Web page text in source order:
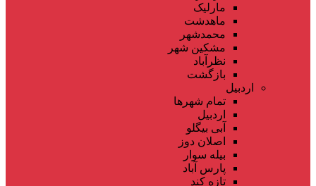
مارلیک
ماهدشت
محمدشهر
مشکین شهر
نظرآباد
بازگشت
اردبیل
تمام شهر‌ها
اردبیل
آبی بیگلو
اصلان دوز
بیله سوار
پارس آباد
تازه کند